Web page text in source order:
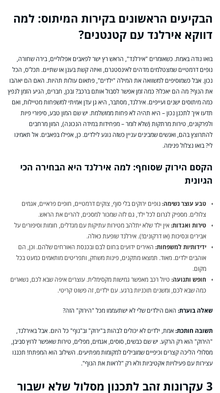
הבקיעים הראשונים בקירות המיתוס: למה
דווקא אירלנד עם קטנטנים?
בואו נודה באמת. כשאומרים "אירלנד", הראש רץ ישר לפאבים אפלוליים, בירה שחורה,
נופים דרמטיים שמצטלמים מדהים לאינסטגרם, ואיזה קשת בענן או שתיים. תכל'ס, הכל
נכון. אבל כשמוסיפים למשוואה את המילה "ילדים", פתאום עולות תהיות. האם הם יאהבו
את הנוף? מה הם יאכלו? כמה זמן אפשר לסבול אותם ברכב? ובכן, חברים, הגיע הזמן לנפץ
כמה מיתוסים ישנים ועייפים. אירלנד, מסתבר, היא גן עדן אמיתי למשפחות מטיילות, ואם
תדעו איך לתכנן נכון – היא תהיה לא פחות ממושלמת. יש שם המון טבע, סיפורי פיות
ולפרקונים, טירות מרתקות (שלא לומר – מפחידות במידה הנכונה), המון מרחבים
להתרוצץ בהם, ואנשים שמבינים עניין כשזה נוגע לילדים. כן, אפילו בפאבים. אל תאמינו
לי? בואו נצלול פנימה.
הקסם הירוק שסוחף: למה אירלנד היא הבחירה הכי
הגיונית
טבע עוצר נשימה:נופים ירוקים בלי סוף, צוקים דרמטיים, חופים פראיים, אגמים
צלולים. מספיק לגרום לכל ילד, גם לזה שמכור למסכים, להרים את הראש.
טירות ואגדות:אין ילד שלא יתלהב מטירות עתיקות עם מגדלים, חומות וסיפורים על
אבירים ונסיכות (או דרקונים!). אירלנד שופעת כאלה.
ידידותיות למשפחות: האירים ידועים בחום לבם ובכנסת האורחים שלהם. וכן, הם
אוהבים ילדים. מאוד. תמצאו מתקנים, פינות משחק, ותפריטים מותאמים כמעט בכל
מקום.
חופש ותנועה: טיול רכב מאפשר גמישות מקסימלית. עוצרים איפה שבא לכם, נשארים
כמה שבא לכם, ומשנים תוכניות ברגע. עם ילדים, זה פשוט קריטי.
שאלה בוערת: האם הילדים שלי לא ישתעממו מכל "הירוק" הזה?
תשובה חותכת:אמת, ילדים לא יכולים לבהות ב"ירוק" וב"נוף" כל היום. אבל באירלנד,
"הירוק" הוא רק הרקע. יש שם כבשים, סוסים, אגמים, מפלים, טירות שאפשר לרוץ סביבן,
מסלולי הליכה קצרים וכיפיים שמובילים למקומות מפתיעים. השילוב הוא המפתח! תכננו
עצירות עם פעילויות אקטיביות ולא רק "לראות את הנוף".
3 עקרונות זהב לתכנון מסלול שלא ישבור